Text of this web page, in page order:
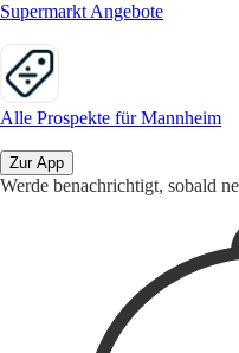
Supermarkt Angebote
Alle Prospekte für Mannheim
Zur App
Werde benachrichtigt, sobald